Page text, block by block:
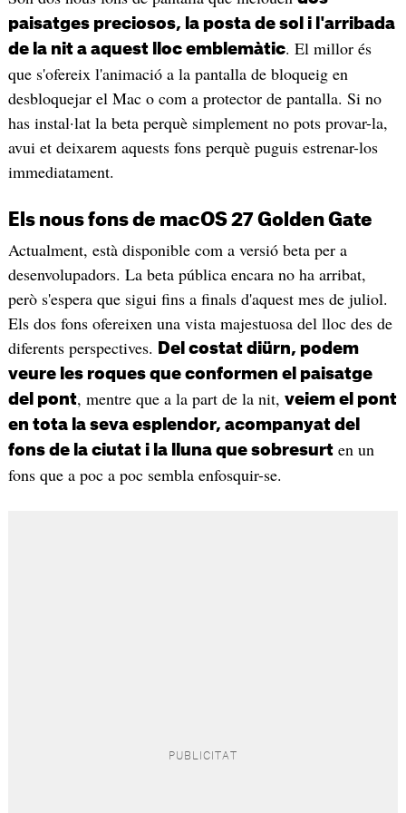
paisatges preciosos, la posta de sol i l'arribada
de la nit a aquest lloc emblemàtic. El millor és
que s'ofereix l'animació a la pantalla de bloqueig en
desbloquejar el Mac o com a protector de pantalla. Si no
has instal·lat la beta perquè simplement no pots provar-la,
avui et deixarem aquests fons perquè puguis estrenar-los
immediatament.
Els nous fons de macOS 27 Golden Gate
Actualment, està disponible com a versió beta per a
desenvolupadors. La beta pública encara no ha arribat,
però s'espera que sigui fins a finals d'aquest mes de juliol.
Els dos fons ofereixen una vista majestuosa del lloc des de
diferents perspectives.
Del costat diürn, podem
veure les roques que conformen el paisatge
del pont, mentre que a la part de la nit, veiem el pont
en tota la seva esplendor, acompanyat del
fons de la ciutat i la lluna que sobresurten un
fons que a poc a poc sembla enfosquir-se.